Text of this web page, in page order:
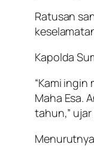
Ratusan
Kapolda
“Kami
Maha Esa.
tahun,” ujar